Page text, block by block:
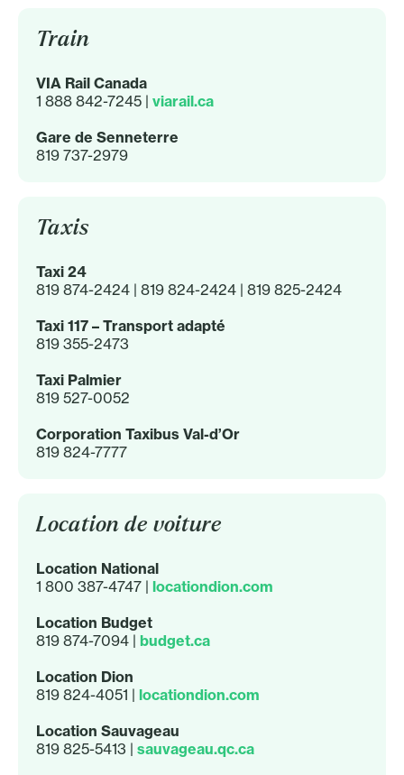
Train
VIA Rail Canada
1 888 842-7245 | viarail.ca
Gare de Senneterre
819 737-2979
Taxis
Taxi 24
819 874-2424 | 819 824-2424 | 819 825-2424
Taxi 117 – Transport adapté
819 355-2473
Taxi Palmier
819 527-0052
Corporation Taxibus Val-d’Or
819 824-7777
Location de voiture
Location National
1 800 387-4747 | locationdion.com
Location Budget
819 874-7094 | budget.ca
Location Dion
819 824-4051 | locationdion.com
Location Sauvageau
819 825-5413 | sauvageau.qc.ca